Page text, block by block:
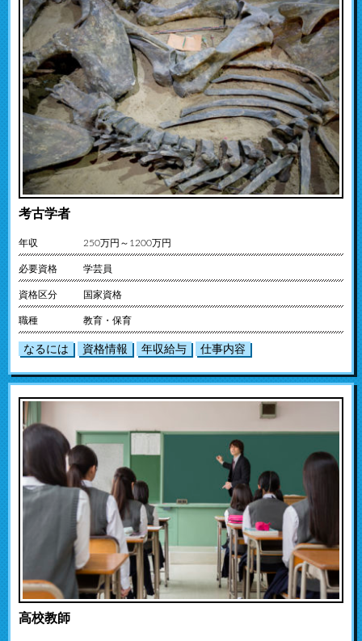
考古学者
年収 250万円～1200万円
必要資格 学芸員
資格区分 国家資格
職種 教育・保育
なるには 資格情報 年収給与 仕事内容
高校教師